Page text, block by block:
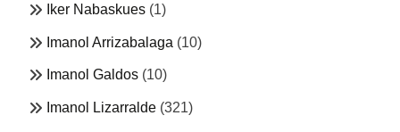
Iker Nabaskues (1)
Imanol Arrizabalaga (10)
Imanol Galdos (10)
Imanol Lizarralde (321)